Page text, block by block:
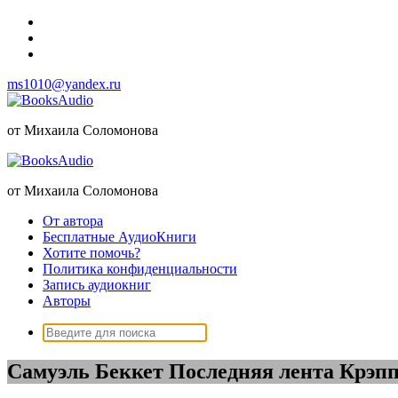
Перейти
содержимому
ms1010@yandex.ru
от Михаила Соломонова
от Михаила Соломонова
От автора
Бесплатные АудиоКниги
Хотите помочь?
Политика конфиденциальности
Запись аудиокниг
Авторы
Поиск:
Самуэль Беккет Последняя лента